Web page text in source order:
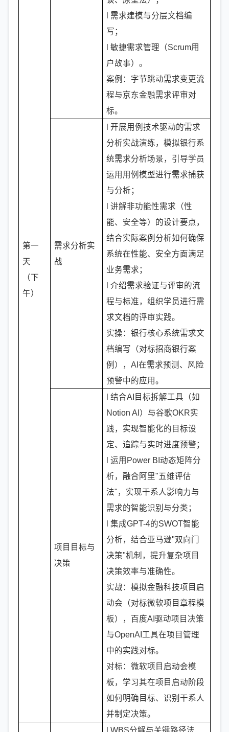
第一
天
（下
午）
l 需求建模与分层文档编
写；
l 敏捷需求管理（Scrum用
户故事）。
案例：字节跳动需求变更流
程与京东金融需求评审对
标。
需求分析实
战
l 开展用例技术驱动的需求
分析实战演练，模拟银行系
统需求分析场景，引导学员
运用用例模型进行需求捕获
与分析；
l 讲解非功能性需求（性
能、安全等）的设计要点，
结合实际案例分析如何确保
系统在性能、安全方面满足
业务需求；
l 介绍需求验证与评审的流
程与标准，组织学员进行需
求文档的评审实践。
实操：银行核心系统需求文
档编写（对标招商银行案
例），AI在需求预测、风险
预警中的应用。
项目目标与
决策
l 结合AI目标拆解工具（如
Notion AI）与谷歌OKR实
践，实现智能化的目标设
定、追踪与实时进度预警；
l 运用Power BI动态矩阵分
析，融合阿里"五维评估
法"，实现干系人影响力与
需求的智能识别与分类；
l 集成GPT-4的SWOT智能
分析，结合亚马逊"双向门
决策"机制，提升复杂项目
决策效率与准确性。
实战：模拟金融科技项目启
动会（对标微软项目章程模
板），百度AI驱动项目决策
与OpenAI工具在项目管理
中的实践对标。
对标：微软项目启动会模
板，学习其在项目启动阶段
如何明确目标、识别干系人
并制定决策。
l WBS分解与关键路径法